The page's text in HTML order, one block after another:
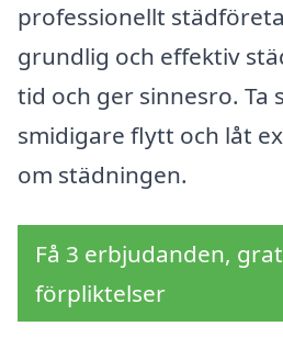
professionellt
grundlig och effektiv
tid och ger sinnesro. Ta
smidigare flytt och låt
om städningen.
Få 3 erbjudanden,
förpliktelser